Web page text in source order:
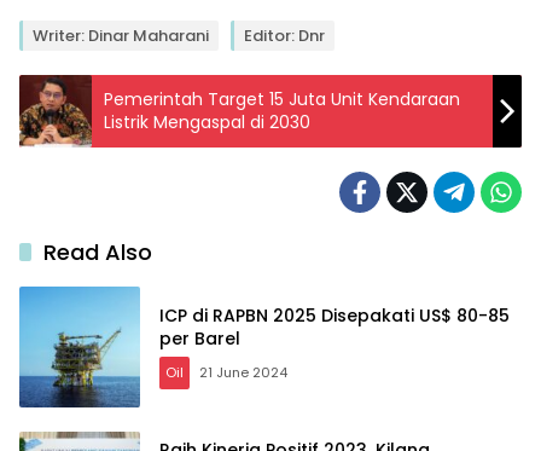
Writer: Dinar Maharani Editor: Dnr
Pemerintah Target 15 Juta Unit Kendaraan
Listrik Mengaspal di 2030
Read Also
ICP di RAPBN 2025 Disepakati US$ 80-85
per Barel
Oil 21 June 2024